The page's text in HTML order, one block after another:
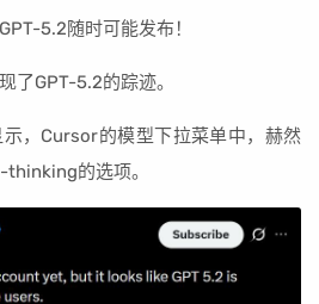
5.2随时可能发布！
了GPT-5.2的踪迹。
，Cursor的模型下拉菜单中，赫然
的选项。